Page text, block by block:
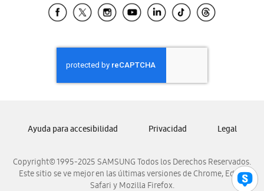
Samsung El Salvador
Samsung Honduras
Samsung Nicaragua
Samsung Panamá
Samsung Venezuela
Copyright© 1995-2025 SAMSUNG Todos los Derechos Reservados.
Este sitio se ve mejor en las últimas versiones de Chrome, Edge,
Safari y Mozilla Firefox.
Ayuda para accesibilidad Privacidad Legal